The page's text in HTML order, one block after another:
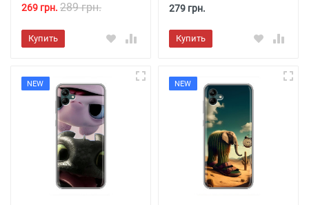
269 грн. 289 грн.
Купить
279 грн.
Купить
NEW NEW